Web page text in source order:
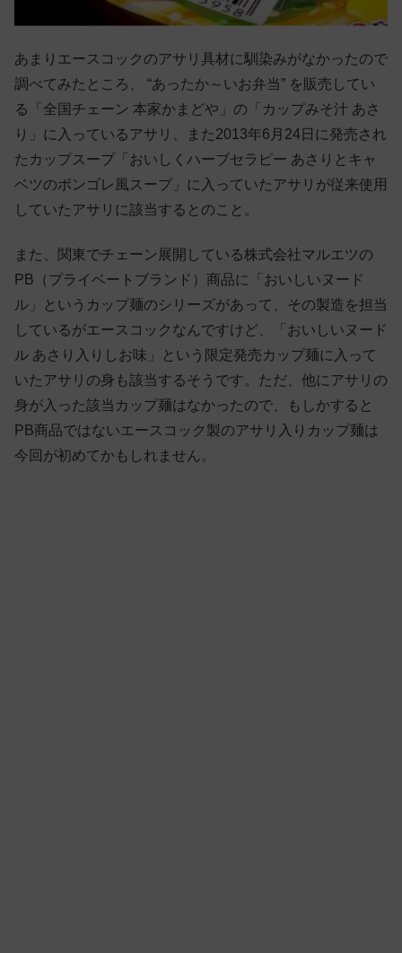
あまりエースコックのアサリ具材に馴染みがなかったので
調べてみたところ、 “あったか～いお弁当” を販売してい
る「全国チェーン 本家かまどや」の「カップみそ汁 あさ
り」に入っているアサリ、また2013年6月24日に発売され
たカップスープ「おいしくハーブセラピー あさりとキャ
ベツのボンゴレ風スープ」に入っていたアサリが従来使用
していたアサリに該当するとのこと。
また、関東でチェーン展開している株式会社マルエツの
PB（プライベートブランド）商品に「おいしいヌード
ル」というカップ麺のシリーズがあって、その製造を担当
しているがエースコックなんですけど、「おいしいヌード
ル あさり入りしお味」という限定発売カップ麺に入って
いたアサリの身も該当するそうです。ただ、他にアサリの
身が入った該当カップ麺はなかったので、もしかすると
PB商品ではないエースコック製のアサリ入りカップ麺は
今回が初めてかもしれません。